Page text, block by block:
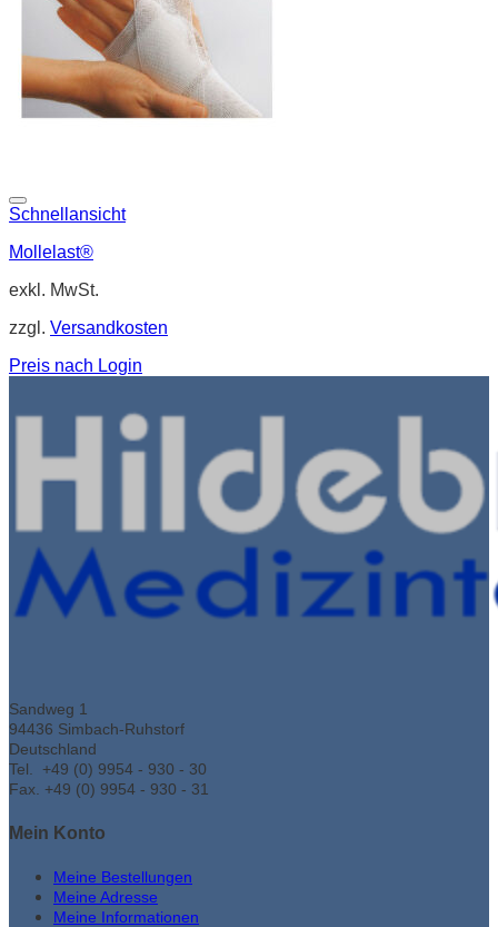
Schnellansicht
Mollelast®
exkl. MwSt.
zzgl. Versandkosten
Preis nach Login
Sandweg 1
94436 Simbach-Ruhstorf
Deutschland
Tel. +49 (0) 9954 - 930 - 30
Fax. +49 (0) 9954 - 930 - 31
Mein Konto
Meine Bestellungen
Meine Adresse
Meine Informationen